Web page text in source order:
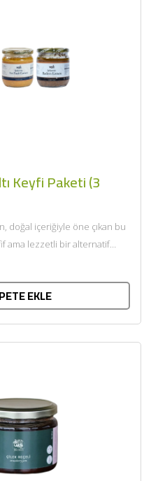
Keyfi Paketi (3
doğal içeriğiyle öne çıkan bu
ama lezzetli bir alternatif
EKLE